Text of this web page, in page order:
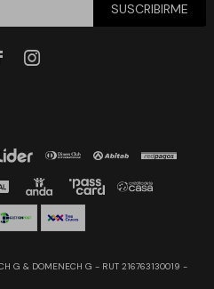
SUSCRIBIRME

G & DOMENECH G - RUT 216763130019 -